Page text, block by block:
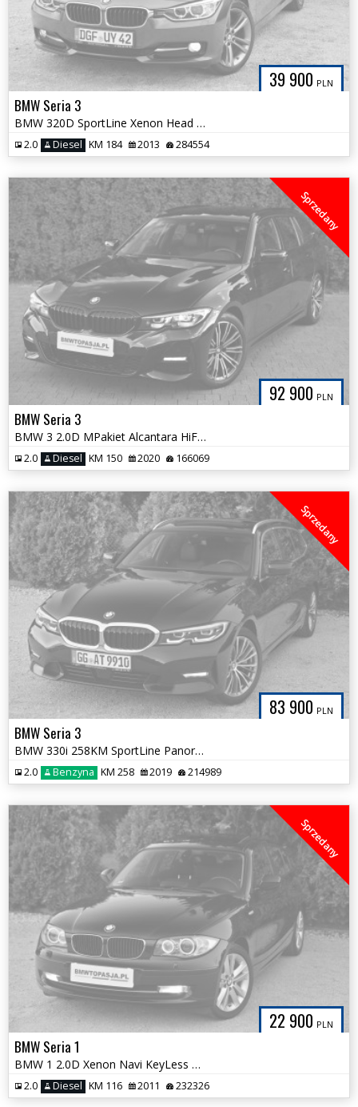
39 900 PLN
BMW Seria 3
BMW 320D SportLine Xenon Head Up Harman NOWY ROZRZĄD Grzana Kierownica
2.0 Diesel KM 184 2013 284554
92 900 PLN
Sprzedany
BMW Seria 3
BMW 3 2.0D MPakiet Alcantara HiFI LED Bezwypadkowa Tylko 166tys km
2.0 Diesel KM 150 2020 166069
83 900 PLN
Sprzedany
BMW Seria 3
BMW 330i 258KM SportLine Panorama HiFi Skóra Sporty 100% Bezwypadkowa
2.0 Benzyna KM 258 2019 214989
22 900 PLN
Sprzedany
BMW Seria 1
BMW 1 2.0D Xenon Navi KeyLess NOWY ROZRZĄD Śliczna Zadbana 17` Koła
2.0 Diesel KM 116 2011 232326